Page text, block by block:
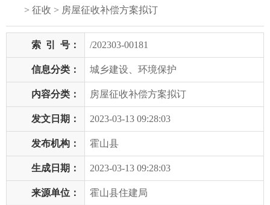
> 征收 > 房屋征收补偿方案拟订
索 引 号： /202303-00181
信息分类： 城乡建设、环境保护
内容分类： 房屋征收补偿方案拟订
发文日期： 2023-03-13 09:28:03
发布机构： 霍山县
生成日期： 2023-03-13 09:28:03
来源单位： 霍山县住建局